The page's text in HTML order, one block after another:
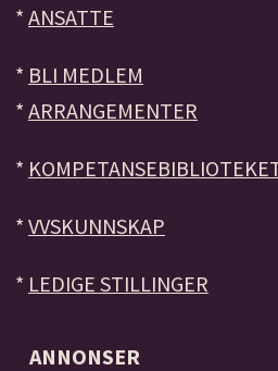
* ANSATTE
* BLI MEDLEM
* ARRANGEMENTER
*
* VVSKUNNSKAP
* LEDIGE STILLINGER
ANNONSER